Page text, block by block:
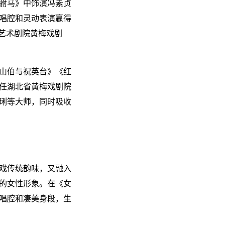
马》中饰演冯素贞
腔和灵动表演赢得
术剧院黄梅戏剧
伯与祝英台》《红
湖北省黄梅戏剧院
等大师，同时吸收
传统韵味，又融入
女性形象。在《女
腔和凄美身段，生